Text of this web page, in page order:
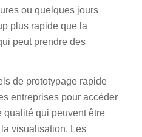
ou quelques jours
plus rapide que la
peut prendre des
de prototypage rapide
entreprises pour accéder
qualité qui peuvent être
visualisation. Les